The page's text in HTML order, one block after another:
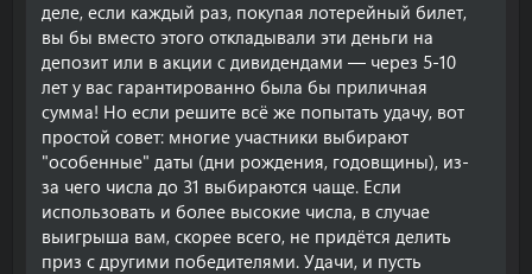
деле, если каждый раз, покупая лотерейный билет,
вы бы вместо этого откладывали эти деньги на
депозит или в акции с дивидендами — через 5-10
лет у вас гарантированно была бы приличная
сумма! Но если решите всё же попытать удачу, вот
простой совет: многие участники выбирают
"особенные" даты (дни рождения, годовщины), из-
за чего числа до 31 выбираются чаще. Если
использовать и более высокие числа, в случае
выигрыша вам, скорее всего, не придётся делить
приз с другими победителями. Удачи, и пусть